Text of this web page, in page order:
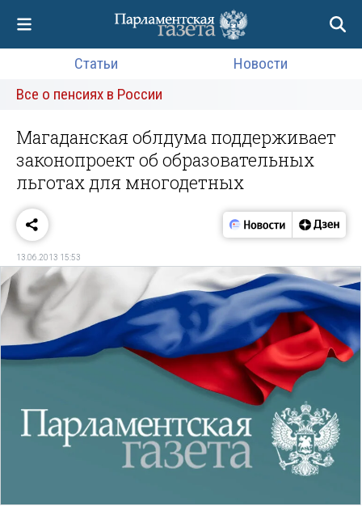
Статьи
Новости
Все о пенсиях в России
Магаданская облдума поддерживает
законопроект об образовательных
льготах для многодетных
13.06.2013 15:53